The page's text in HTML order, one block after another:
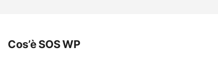
Cos’è SOS WP